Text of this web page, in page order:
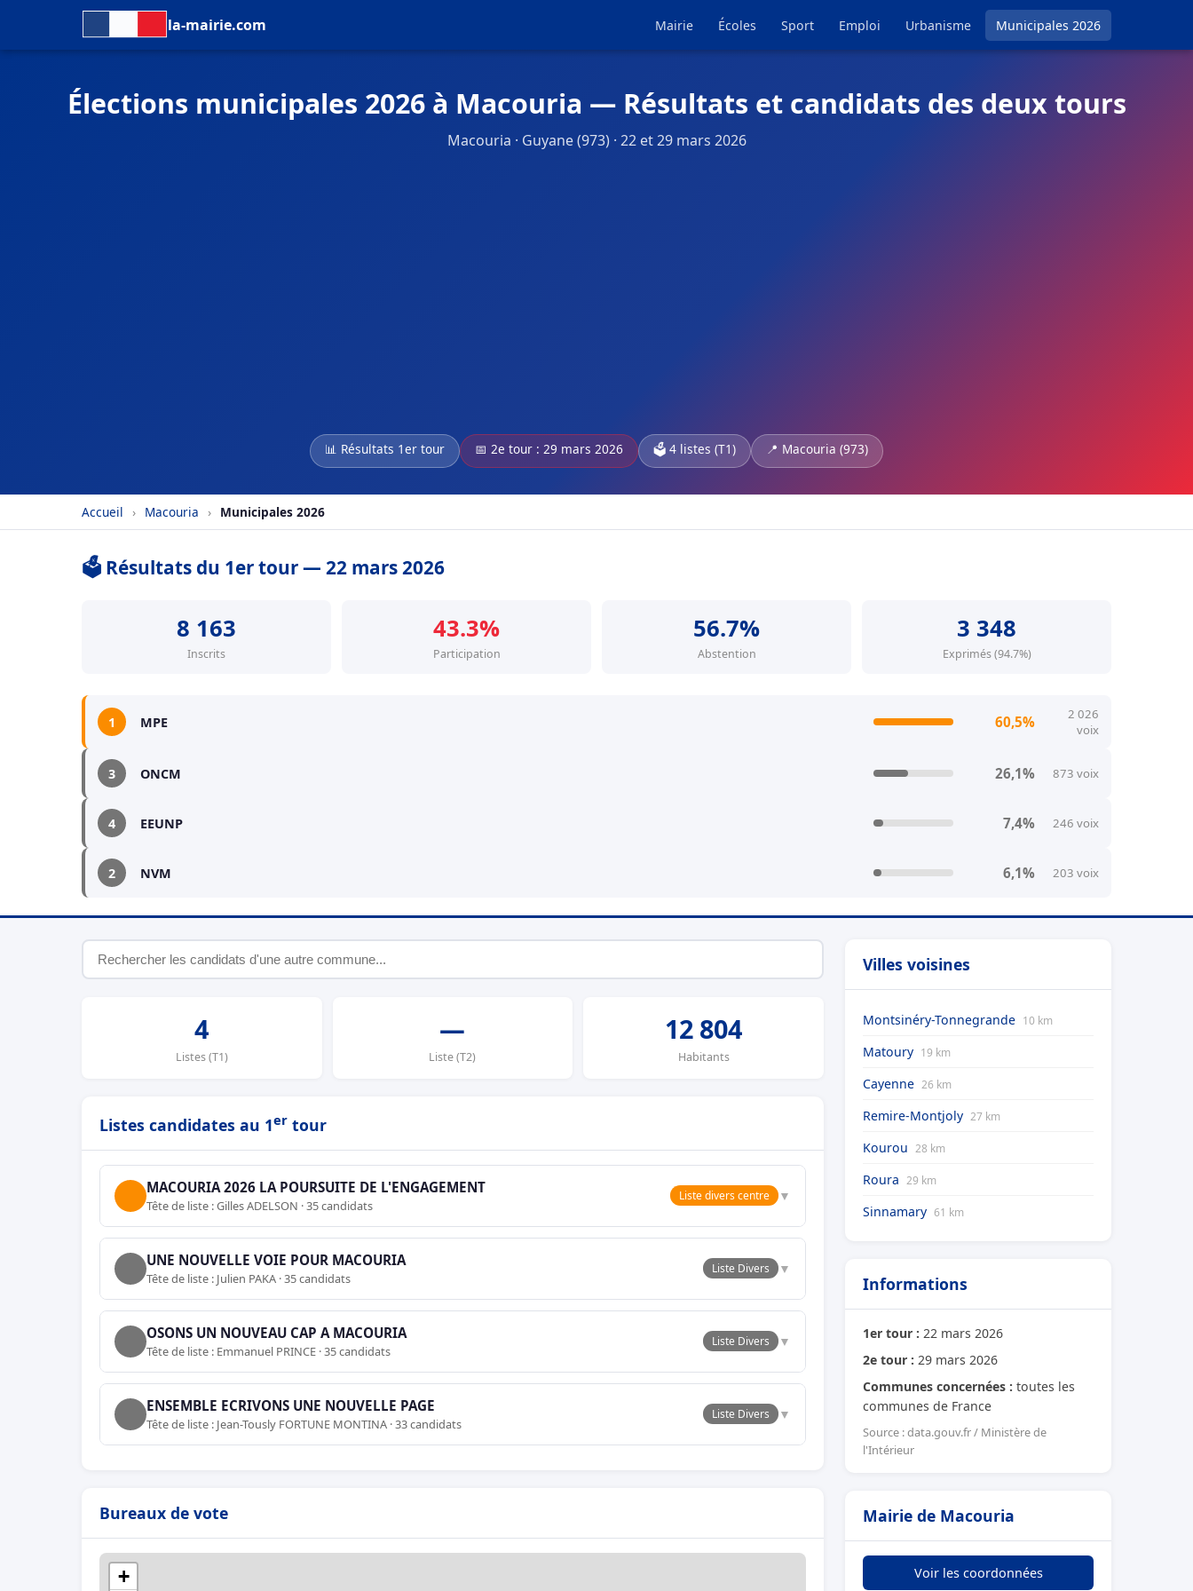
la-mairie.com Mairie Écoles Sport Emploi Urbanisme Municipales 2026
Élections municipales 2026 à Macouria — Résultats et candidats des deux tours
Macouria · Guyane (973) · 22 et 29 mars 2026
📊 Résultats 1er tour 📅 2e tour : 29 mars 2026 🗳️ 4 listes (T1) 📍 Macouria (973)
Accueil › Macouria › Municipales 2026
🗳️ Résultats du 1er tour — 22 mars 2026
8 163
Inscrits
43.3%
Participation
56.7%
Abstention
3 348
Exprimés (94.7%)
1 MPE 60,5%
2 026
voix
3 ONCM 26,1% 873 voix
4 EEUNP 7,4% 246 voix
2 NVM 6,1% 203 voix
4
Listes (T1)
—
Liste (T2)
12 804
Habitants
Listes candidates au 1er tour
MACOURIA 2026 LA POURSUITE DE L'ENGAGEMENT
Tête de liste : Gilles ADELSON · 35 candidats
Liste divers centre ▼
UNE NOUVELLE VOIE POUR MACOURIA
Tête de liste : Julien PAKA · 35 candidats
Liste Divers ▼
OSONS UN NOUVEAU CAP A MACOURIA
Tête de liste : Emmanuel PRINCE · 35 candidats
Liste Divers ▼
ENSEMBLE ECRIVONS UNE NOUVELLE PAGE
Tête de liste : Jean-Tously FORTUNE MONTINA · 33 candidats
Liste Divers ▼
Bureaux de vote
+
Villes voisines
Montsinéry-Tonnegrande 10 km
Matoury 19 km
Cayenne 26 km
Remire-Montjoly 27 km
Kourou 28 km
Roura 29 km
Sinnamary 61 km
Informations
1er tour : 22 mars 2026
2e tour : 29 mars 2026
Communes concernées : toutes les
communes de France
Source : data.gouv.fr / Ministère de
l'Intérieur
Mairie de Macouria
Voir les coordonnées